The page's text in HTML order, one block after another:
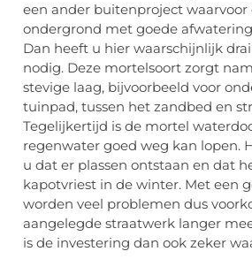
een ander buitenproject waarvoor
ondergrond met goede
Dan heeft u hier waarschijnlijk
nodig. Deze mortelsoort zorgt
stevige laag, bijvoorbeeld voor
tuinpad, tussen het zandbed en
Tegelijkertijd is de mortel
regenwater goed weg kan lopen.
u dat er plassen ontstaan en dat
kapotvriest in de winter. Met een
worden veel problemen dus
aangelegde straatwerk langer
is de investering dan ook zeker